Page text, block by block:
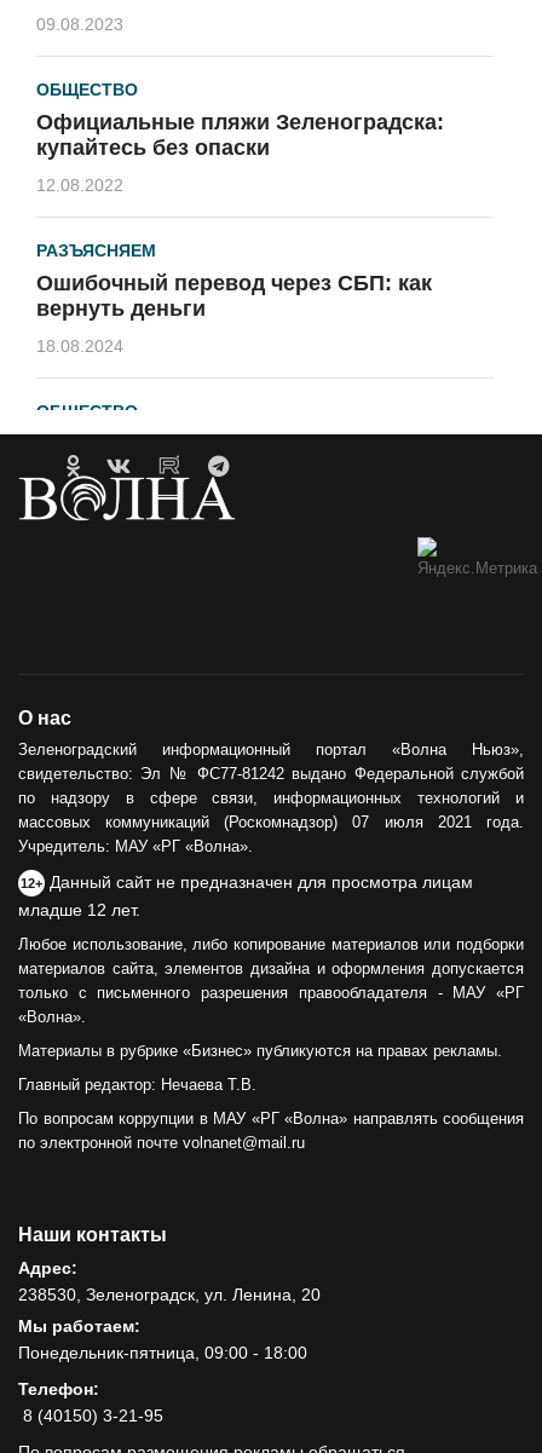
09.08.2023
ОБЩЕСТВО
Официальные пляжи Зеленоградска:
купайтесь без опаски
12.08.2022
РАЗЪЯСНЯЕМ
Ошибочный перевод через СБП: как
вернуть деньги
18.08.2024
ОБЩЕСТВО
21.04.2023
Сила тыла
30.05.2024
О нас
Зеленоградский информационный портал «Волна Ньюз»,
свидетельство: Эл № ФС77-81242 выдано Федеральной службой
по надзору в сфере связи, информационных технологий и
массовых коммуникаций (Роскомнадзор) 07 июля 2021 года.
Учредитель: МАУ «РГ «Волна».
12+ Данный сайт не предназначен для просмотра лицам
младше 12 лет.
Любое использование, либо копирование материалов или подборки
материалов сайта, элементов дизайна и оформления допускается
только с письменного разрешения правообладателя - МАУ «РГ
«Волна».
Материалы в рубрике «Бизнес» публикуются на правах рекламы.
Главный редактор: Нечаева Т.В.
По вопросам коррупции в МАУ «РГ «Волна» направлять сообщения
по электронной почте volnanet@mail.ru
Наши контакты
Адрес:
238530, Зеленоградск, ул. Ленина, 20
Мы работаем:
Понедельник-пятница, 09:00 - 18:00
Телефон:
8 (40150) 3-21-95